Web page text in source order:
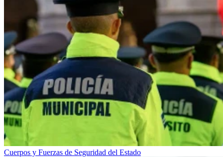
Cuerpos y Fuerzas de Seguridad del Estado